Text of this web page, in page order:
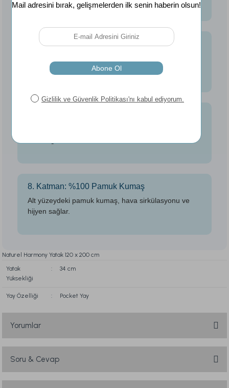
6. Katman: Pamuklu Keçe 650gr/m2
ömürlüdür.
8. Katman: %100 Pamuk Kumaş
Alt yüzeydeki pamuk kumaş, hava sirkülasyonu ve
hijyen sağlar.
Naturel Harmony Yatak 120 x 200 cm
Yatak
Yüksekliği
: 34 cm
Yay Özelliği : Pocket Yay
Yorumlar
Soru & Cevap